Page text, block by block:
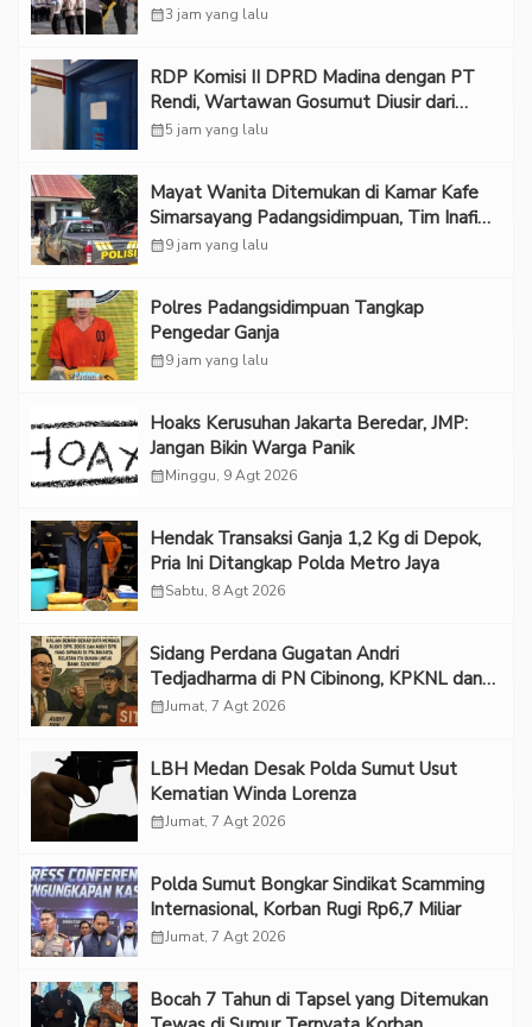
calendar_month3 jam yang lalu
RDP Komisi II DPRD Madina dengan PT
Rendi, Wartawan Gosumut Diusir dari
Ruangan
calendar_month5 jam yang lalu
Mayat Wanita Ditemukan di Kamar Kafe
Simarsayang Padangsidimpuan, Tim Inafis
Diterjunkan
calendar_month9 jam yang lalu
Polres Padangsidimpuan Tangkap
Pengedar Ganja
calendar_month9 jam yang lalu
Hoaks Kerusuhan Jakarta Beredar, JMP:
Jangan Bikin Warga Panik
calendar_monthMinggu, 9 Agt 2026
Hendak Transaksi Ganja 1,2 Kg di Depok,
Pria Ini Ditangkap Polda Metro Jaya
calendar_monthSabtu, 8 Agt 2026
Sidang Perdana Gugatan Andri
Tedjadharma di PN Cibinong, KPKNL dan
PUPN Mangkir
calendar_monthJumat, 7 Agt 2026
LBH Medan Desak Polda Sumut Usut
Kematian Winda Lorenza
calendar_monthJumat, 7 Agt 2026
Polda Sumut Bongkar Sindikat Scamming
Internasional, Korban Rugi Rp6,7 Miliar
calendar_monthJumat, 7 Agt 2026
Bocah 7 Tahun di Tapsel yang Ditemukan